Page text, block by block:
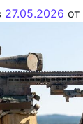
27.05.2026 от